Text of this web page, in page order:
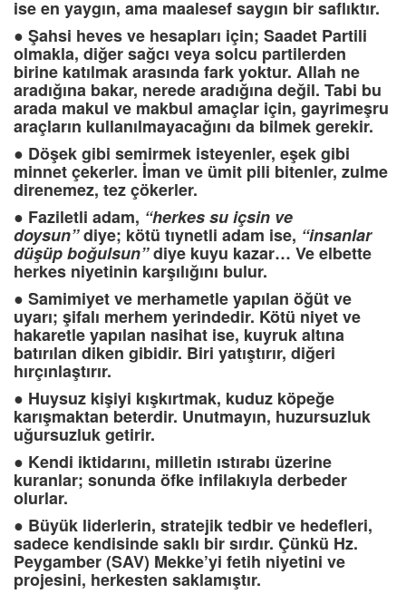
ise en yaygın, ama maalesef saygın bir saflıktır.
● Şahsi heves ve hesapları için; Saadet Partili
olmakla, diğer sağcı veya solcu partilerden
birine katılmak arasında fark yoktur. Allah ne
aradığına bakar, nerede aradığına değil. Tabi bu
arada makul ve makbul amaçlar için, gayrimeşru
araçların kullanılmayacağını da bilmek gerekir.
● Döşek gibi semirmek isteyenler, eşek gibi
minnet çekerler. İman ve ümit pili bitenler, zulme
direnemez, tez çökerler.
● Faziletli adam, “herkes su içsin ve
doysun”diye; kötü tıynetli adam ise, “insanlar
düşüp boğulsun”diye kuyu kazar… Ve elbette
herkes niyetinin karşılığını bulur.
● Samimiyet ve merhametle yapılan öğüt ve
uyarı; şifalı merhem yerindedir. Kötü niyet ve
hakaretle yapılan nasihat ise, kuyruk altına
batırılan diken gibidir. Biri yatıştırır, diğeri
hırçınlaştırır.
● Huysuz kişiyi kışkırtmak, kuduz köpeğe
karışmaktan beterdir. Unutmayın, huzursuzluk
uğursuzluk getirir.
● Kendi iktidarını, milletin ıstırabı üzerine
kuranlar; sonunda öfke infilakıyla derbeder
olurlar.
● Büyük liderlerin, stratejik tedbir ve hedefleri,
sadece kendisinde saklı bir sırdır. Çünkü Hz.
Peygamber (SAV) Mekke’yi fetih niyetini ve
projesini, herkesten saklamıştır.